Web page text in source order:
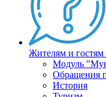
Жителям и гостям
Модуль
Обращения
История